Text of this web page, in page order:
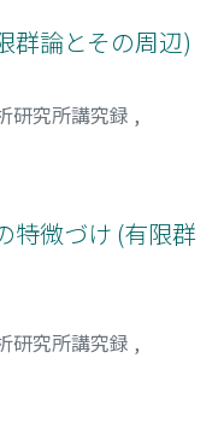
群論とその周辺)
研究所講究録 ,
特微づけ (有限群
研究所講究録 ,